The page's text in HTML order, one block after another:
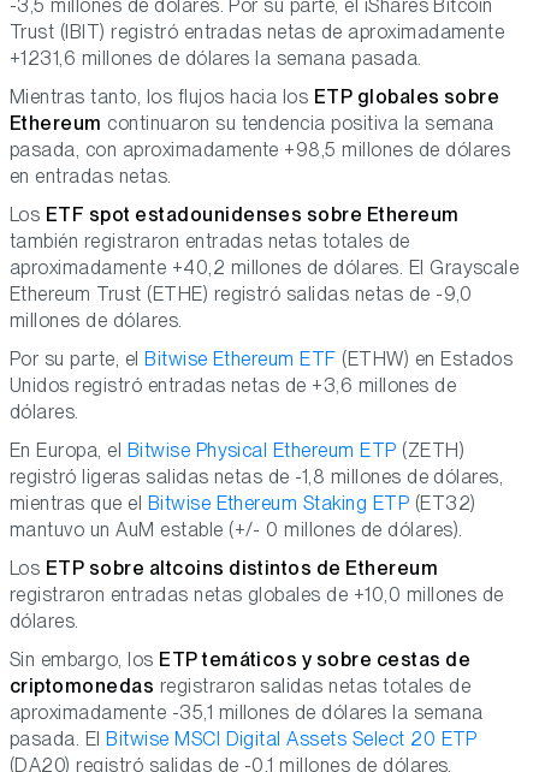
-3,5 millones de dólares. Por su parte, el iShares Bitcoin
Trust (IBIT) registró entradas netas de aproximadamente
+1231,6 millones de dólares la semana pasada.
Mientras tanto, los flujos hacia los ETP globales sobre
Ethereum continuaron su tendencia positiva la semana
pasada, con aproximadamente +98,5 millones de dólares
en entradas netas.
Los ETF spot estadounidenses sobre Ethereum
también registraron entradas netas totales de
aproximadamente +40,2 millones de dólares. El Grayscale
Ethereum Trust (ETHE) registró salidas netas de -9,0
millones de dólares.
Por su parte, el Bitwise Ethereum ETF (ETHW) en Estados
Unidos registró entradas netas de +3,6 millones de
dólares.
En Europa, el Bitwise Physical Ethereum ETP (ZETH)
registró ligeras salidas netas de -1,8 millones de dólares,
mientras que el Bitwise Ethereum Staking ETP (ET32)
mantuvo un AuM estable (+/- 0 millones de dólares).
Los ETP sobre altcoins distintos de Ethereum
registraron entradas netas globales de +10,0 millones de
dólares.
Sin embargo, los ETP temáticos y sobre cestas de
criptomonedas registraron salidas netas totales de
aproximadamente -35,1 millones de dólares la semana
pasada. El Bitwise MSCI Digital Assets Select 20 ETP
(DA20) registró salidas de -0,1 millones de dólares.